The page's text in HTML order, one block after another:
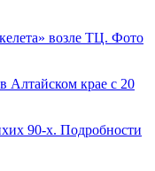
возле ТЦ. Фото
Алтайском крае с 20
90-х. Подробности